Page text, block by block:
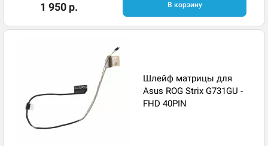
1 950 р. В корзину
Шлейф матрицы для
Asus ROG Strix G731GU -
FHD 40PIN